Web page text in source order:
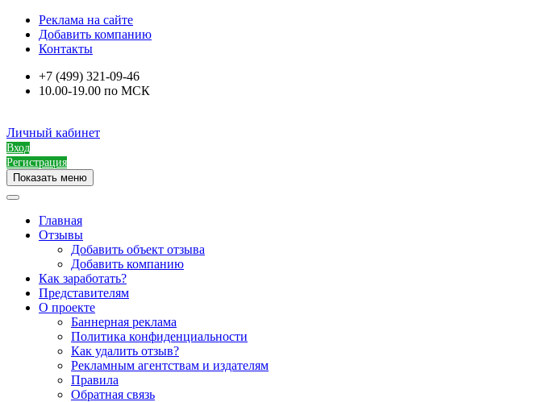
Реклама на сайте
Добавить компанию
Контакты
+7 (499) 321-09-46
10.00-19.00 по МСК
Личный кабинет
Вход
Регистрация
Показать меню
Главная
Отзывы
Добавить объект отзыва
Добавить компанию
Как заработать?
Представителям
О проекте
Баннерная реклама
Политика конфиденциальности
Как удалить отзыв?
Рекламным агентствам и издателям
Правила
Обратная связь